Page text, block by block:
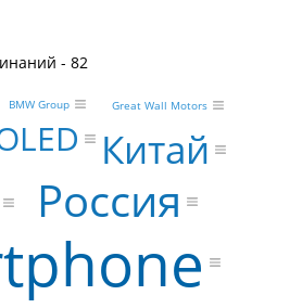
- 82
Россия
Китай
Great Wall Motors
BMW Group